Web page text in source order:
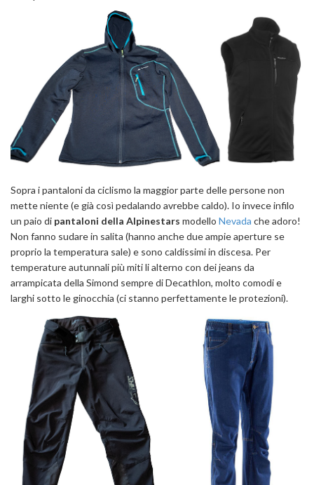
Sopra i pantaloni da ciclismo la maggior parte delle persone non
mette niente (e già così pedalando avrebbe caldo). Io invece infilo
un paio di pantaloni della Alpinestars modello Nevada che adoro!
Non fanno sudare in salita (hanno anche due ampie aperture se
proprio la temperatura sale) e sono caldissimi in discesa. Per
temperature autunnali più miti li alterno con dei jeans da
arrampicata della Simond sempre di Decathlon, molto comodi e
larghi sotto le ginocchia (ci stanno perfettamente le protezioni).